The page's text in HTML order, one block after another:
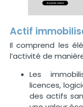
Actif
Il comprend les
l’activité de
Les
licences,
des actifs